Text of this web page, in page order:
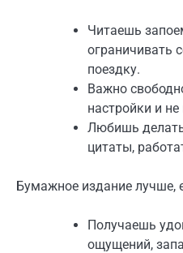
Читаешь
ограничивать
поездку.
Важно
настройки и не
Любишь
цитаты,
Бумажное издание лучше,
Получаешь
ощущений,